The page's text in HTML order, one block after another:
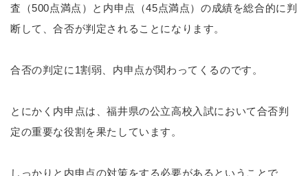
査（500点満点）と内申点（45点満点）の成績を総合的に判
断して、合否が判定されることになります。
合否の判定に1割弱、内申点が関わってくるのです。
とにかく内申点は、福井県の公立高校入試において合否判
定の重要な役割を果たしています。
しっかりと内申点の対策をする必要があるということで